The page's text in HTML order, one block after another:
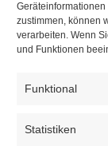
zustimmen, können
verarbeiten. Wenn
und Funktionen
Funktional
Statistiken